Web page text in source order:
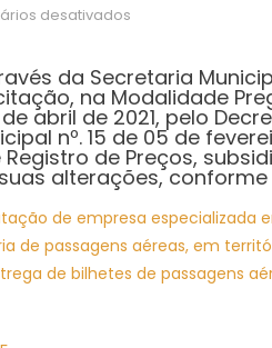
desativados
AVISO
DE
LICITAÇÃO
PREGÃO
ELETRÔNICO
Nº.
06/2025
–
da Secretaria
na Modalidade
de abril de 2021, pelo
nº. 15 de 05 de
de Preços,
alterações,
de empresa especializada
de passagens aéreas, em
de bilhetes de passagens